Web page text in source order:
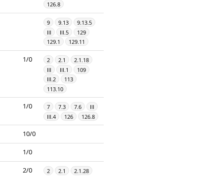
126.8
9 9.13
9.13.5
III
III.5
129
129.1
129.11
1/0 2 2.1
2.1.18
III
III.1
109
III.2
113
113.10
1/0 7 7.3 7.6
III
III.4
126 126.8
10/0
1/0
2/0 2 2.1
2.1.28